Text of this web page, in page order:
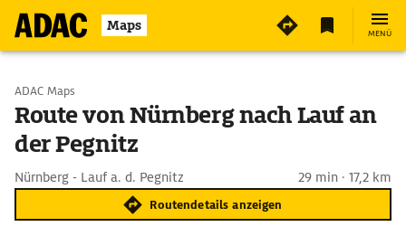
Maps MENÜ
Start wählen
Ziel eingeben
ADAC Maps
Route von Nürnberg nach Lauf an
der Pegnitz
Nürnberg - Lauf a. d. Pegnitz 29 min · 17,2 km
Routendetails anzeigen